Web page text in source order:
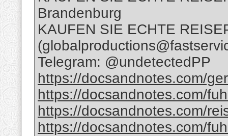
Brandenburg
KAUFEN SIE ECHTE
Telegram: @undetectedPP
https://docsandnotes.com/
https://docsandnotes.com/
https://docsandnotes.com/
https://docsandnotes.com/